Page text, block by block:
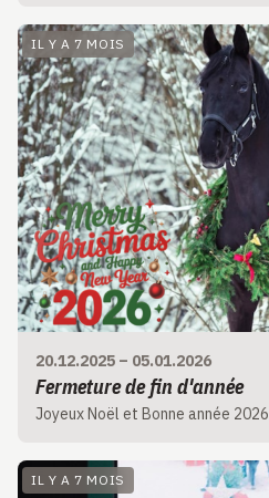
IL Y A 7 MOIS
20.12.2025 – 05.01.2026
Fermeture de fin d'année
Joyeux Noël et Bonne année 2026
IL Y A 7 MOIS